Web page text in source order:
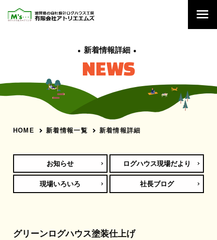
新着情報詳細
NEWS
HOME 新着情報一覧 新着情報詳細
お知らせ ログハウス現場だより
現場いろいろ 社長ブログ
グリーンログハウス塗装仕上げ